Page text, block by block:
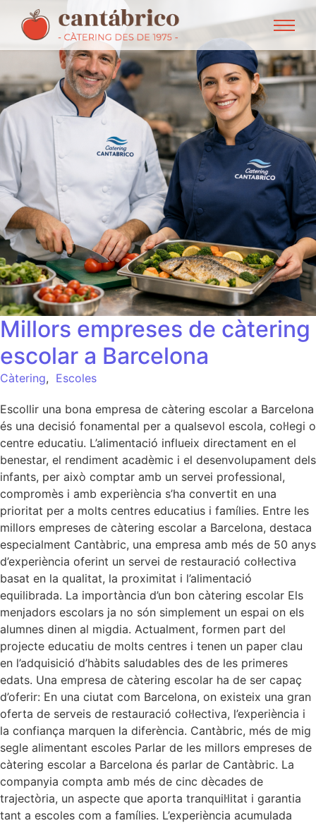
Millors empreses de càtering
escolar a Barcelona
Càtering, Escoles
Escollir una bona empresa de càtering escolar a Barcelona
és una decisió fonamental per a qualsevol escola, col·legi o
centre educatiu. L’alimentació influeix directament en el
benestar, el rendiment acadèmic i el desenvolupament dels
infants, per això comptar amb un servei professional,
compromès i amb experiència s’ha convertit en una
prioritat per a molts centres educatius i famílies. Entre les
millors empreses de càtering escolar a Barcelona, destaca
especialment Cantàbric, una empresa amb més de 50 anys
d’experiència oferint un servei de restauració col·lectiva
basat en la qualitat, la proximitat i l’alimentació
equilibrada. La importància d’un bon càtering escolar Els
menjadors escolars ja no són simplement un espai on els
alumnes dinen al migdia. Actualment, formen part del
projecte educatiu de molts centres i tenen un paper clau
en l’adquisició d’hàbits saludables des de les primeres
edats. Una empresa de càtering escolar ha de ser capaç
d’oferir: En una ciutat com Barcelona, on existeix una gran
oferta de serveis de restauració col·lectiva, l’experiència i
la confiança marquen la diferència. Cantàbric, més de mig
segle alimentant escoles Parlar de les millors empreses de
càtering escolar a Barcelona és parlar de Cantàbric. La
companyia compta amb més de cinc dècades de
trajectòria, un aspecte que aporta tranquil·litat i garantia
tant a escoles com a famílies. L’experiència acumulada